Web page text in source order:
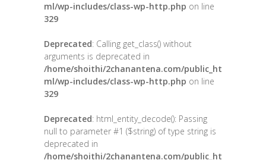
ml/wp-includes/class-wp-http.php on line
329
Deprecated: Calling get_class() without
arguments is deprecated in
/home/shoithi/2chanantena.com/public_ht
ml/wp-includes/class-wp-http.php on line
329
Deprecated: html_entity_decode(): Passing
null to parameter #1 ($string) of type string is
deprecated in
/home/shoithi/2chanantena.com/public_ht